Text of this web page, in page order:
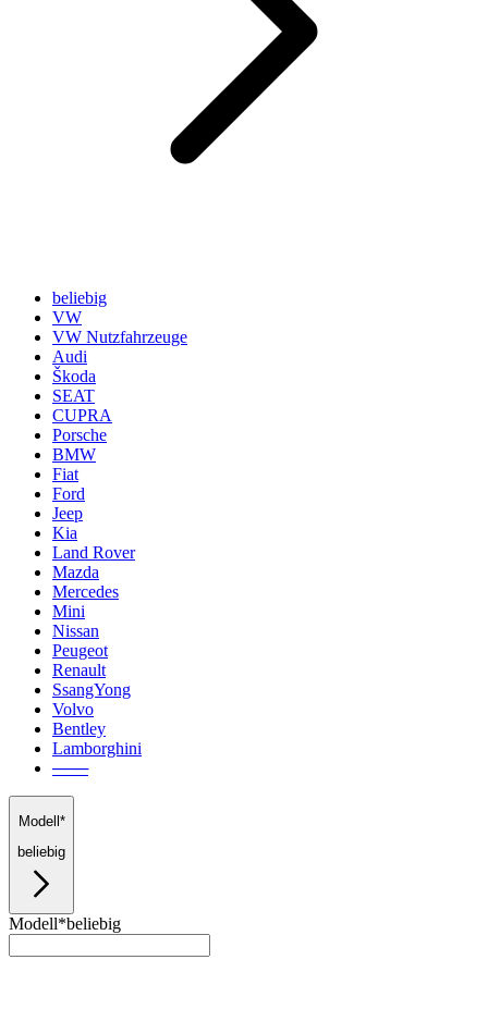
beliebig
VW
VW Nutzfahrzeuge
Audi
Škoda
SEAT
CUPRA
Porsche
BMW
Fiat
Ford
Jeep
Kia
Land Rover
Mazda
Mercedes
Mini
Nissan
Peugeot
Renault
SsangYong
Volvo
Bentley
Lamborghini
───
Modell*
beliebig
Modell*beliebig